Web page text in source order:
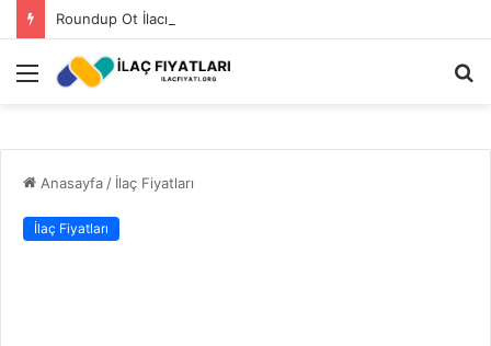
Roundup Ot İlacı Fiyatı 2023
Menü
Anasayfa/ İlaç Fiyatları
İlaç Fiyatları